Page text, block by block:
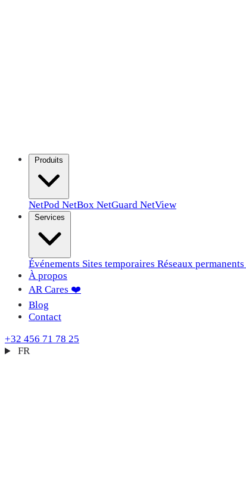
NetPod NetBox NetGuard NetView
Événements Sites temporaires Réseaux permanents
À propos
AR Cares ❤️
Blog
Contact
+32 456 71 78 25
FR